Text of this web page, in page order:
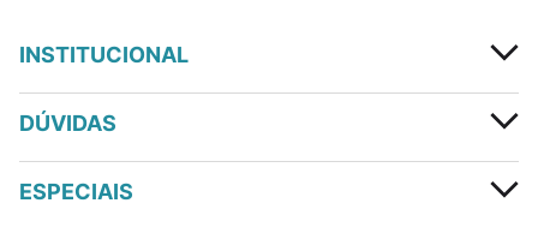
INSTITUCIONAL
DÚVIDAS
ESPECIAIS